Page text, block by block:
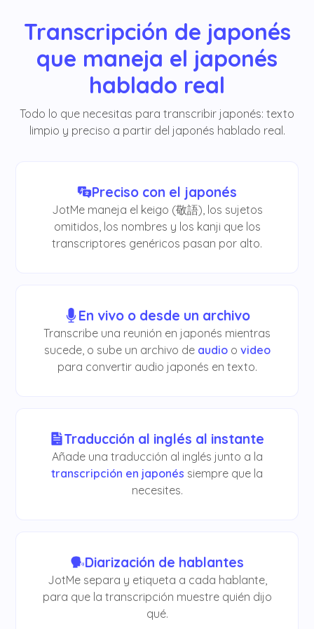
Transcripción de japonés
que maneja el japonés
hablado real
Todo lo que necesitas para transcribir japonés: texto
limpio y preciso a partir del japonés hablado real.
Preciso con el japonés
JotMe maneja el keigo (敬語), los sujetos
omitidos, los nombres y los kanji que los
transcriptores genéricos pasan por alto.
En vivo o desde un archivo
Transcribe una reunión en japonés mientras
sucede, o sube un archivo de audioo video
para convertir audio japonés en texto.
Traducción al inglés al instante
Añade una traducción al inglés junto a la
transcripción en japonés siempre que la
necesites.
Diarización de hablantes
JotMe separa y etiqueta a cada hablante,
para que la transcripción muestre quién dijo
qué.